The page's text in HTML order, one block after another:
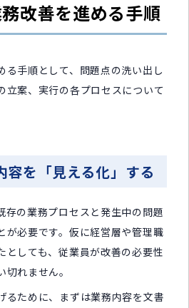
改善を進める手順
る手順として、問題点の洗い出し
立案、実行の各プロセスについて
を「見える化」する
存の業務プロセスと発生中の問題
が必要です。仮に経営層や管理職
としても、従業員が改善の必要性
れません。
るために、まずは業務内容を文書